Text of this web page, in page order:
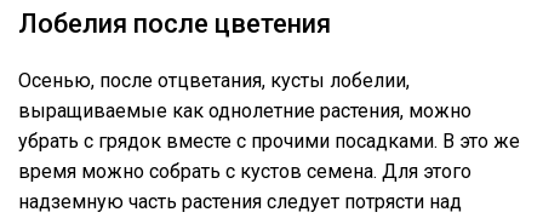
Лобелия после цветения
Осенью, после отцветания, кусты лобелии,
выращиваемые как однолетние растения, можно
убрать с грядок вместе с прочими посадками. В это же
время можно собрать с кустов семена. Для этого
надземную часть растения следует потрясти над